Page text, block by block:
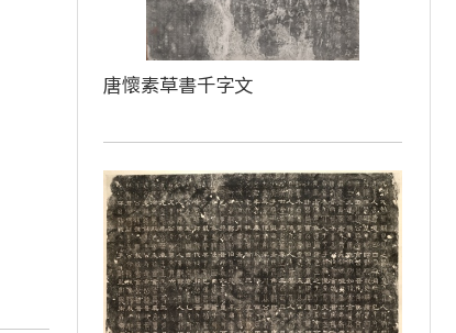
唐懷素草書千字文